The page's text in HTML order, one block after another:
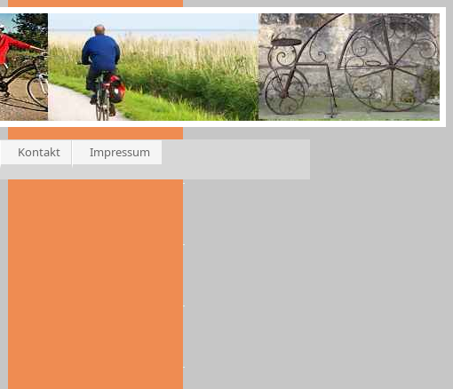
Kontakt Impressum